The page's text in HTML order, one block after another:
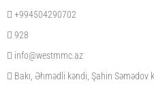
+994504290702
928
info@westmmc.az
Bakı, Əhmədli kəndi, Şahin Səmədov